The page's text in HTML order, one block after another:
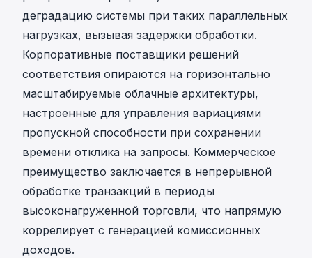
деградацию системы при таких параллельных
нагрузках, вызывая задержки обработки.
Корпоративные поставщики решений
соответствия опираются на горизонтально
масштабируемые облачные архитектуры,
настроенные для управления вариациями
пропускной способности при сохранении
времени отклика на запросы. Коммерческое
преимущество заключается в непрерывной
обработке транзакций в периоды
высоконагруженной торговли, что напрямую
коррелирует с генерацией комиссионных
доходов.